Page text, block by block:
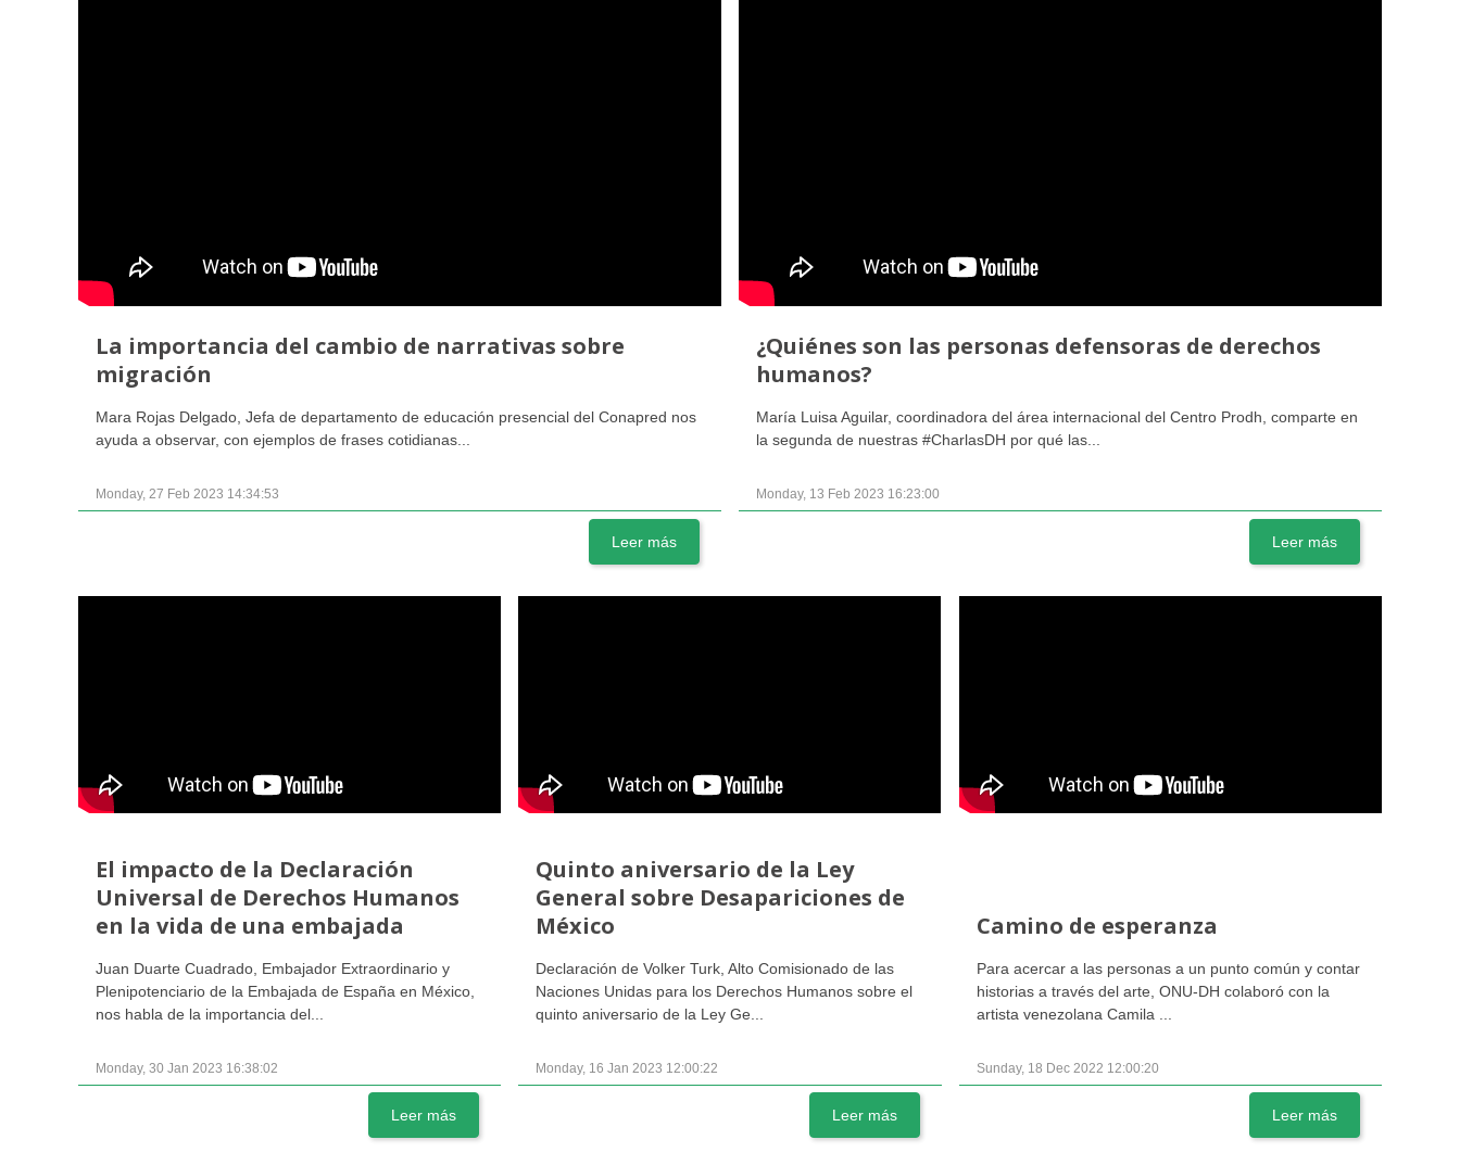
La importancia del cambio de narrativas sobre
migración
Mara Rojas Delgado, Jefa de departamento de educación presencial del Conapred nos
ayuda a observar, con ejemplos de frases cotidianas...
Monday, 27 Feb 2023 14:34:53
Leer más
¿Quiénes son las personas defensoras de derechos
humanos?
María Luisa Aguilar, coordinadora del área internacional del Centro Prodh, comparte en
la segunda de nuestras #CharlasDH por qué las...
Monday, 13 Feb 2023 16:23:00
Leer más
El impacto de la Declaración
Universal de Derechos Humanos
en la vida de una embajada
Juan Duarte Cuadrado, Embajador Extraordinario y
Plenipotenciario de la Embajada de España en México,
nos habla de la importancia del...
Monday, 30 Jan 2023 16:38:02
Leer más
Quinto aniversario de la Ley
General sobre Desapariciones de
México
Declaración de Volker Turk, Alto Comisionado de las
Naciones Unidas para los Derechos Humanos sobre el
quinto aniversario de la Ley Ge...
Monday, 16 Jan 2023 12:00:22
Leer más
Camino de esperanza
Para acercar a las personas a un punto común y contar
historias a través del arte, ONU-DH colaboró con la
artista venezolana Camila ...
Sunday, 18 Dec 2022 12:00:20
Leer más